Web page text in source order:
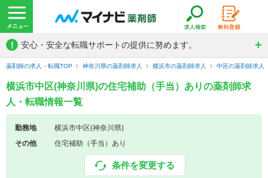
! 安心・安全な転職サポートの提供に努めます。
薬剤師の求人・転職TOP 神奈川県の薬剤師求人 横浜市の薬剤師求人 中区の薬剤師求人
横浜市中区(神奈川県)の住宅補助（手当）ありの薬剤師求
人・転職情報一覧
勤務地
横浜市中区(神奈川県)
その他
住宅補助（手当）あり
条件を変更する